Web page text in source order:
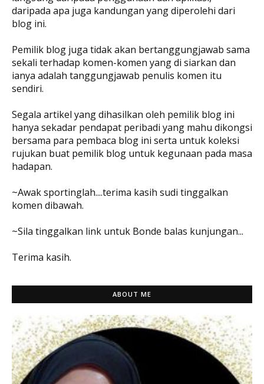
daripada apa juga kandungan yang diperolehi dari
blog ini.
Pemilik blog juga tidak akan bertanggungjawab sama
sekali terhadap komen-komen yang di siarkan dan
ianya adalah tanggungjawab penulis komen itu
sendiri.
Segala artikel yang dihasilkan oleh pemilik blog ini
hanya sekadar pendapat peribadi yang mahu dikongsi
bersama para pembaca blog ini serta untuk koleksi
rujukan buat pemilik blog untuk kegunaan pada masa
hadapan.
~Awak sportinglah....terima kasih sudi tinggalkan
komen dibawah.
~Sila tinggalkan link untuk Bonde balas kunjungan...
Terima kasih.
ABOUT ME